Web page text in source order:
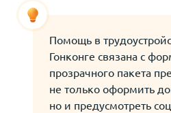
Помощь в
Гонконге связана с
прозрачного пакета
не только оформить
но и предусмотреть